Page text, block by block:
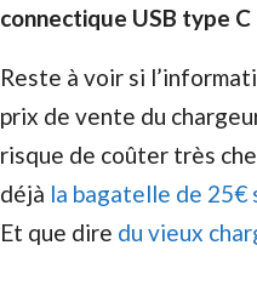
connectique USB type C
Reste à voir si
prix de vente du
risque de coûter très
déjà la bagatelle de 25€
Et que dire du vieux